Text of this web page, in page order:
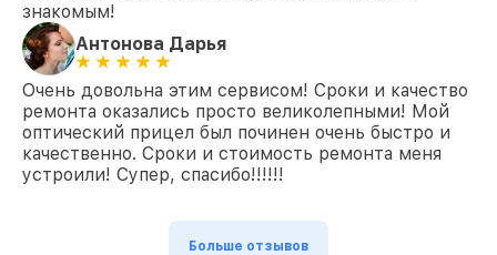
знакомым!
Антонова Дарья
Очень довольна этим сервисом! Сроки и качество
ремонта оказались просто великолепными! Мой
оптический прицел был починен очень быстро и
качественно. Сроки и стоимость ремонта меня
устроили! Супер, спасибо!!!!!!
Больше отзывов